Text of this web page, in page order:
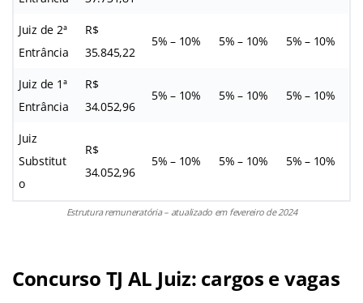
Juiz de 2ª
Entrância
R$
35.845,22
5% – 10% 5% – 10% 5% – 10%
Juiz de 1ª
Entrância
R$
34.052,96
5% – 10% 5% – 10% 5% – 10%
Juiz
Substitut
o
R$
34.052,96
5% – 10% 5% – 10% 5% – 10%
Estrutura remuneratória – atualizado em fevereiro de 2024
Concurso TJ AL Juiz: cargos e vagas